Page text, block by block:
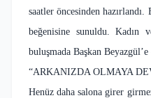
saatler öncesinden
beğenisine sunuldu. Kadın
buluşmada Başkan Beyazgül’e
“ARKANIZDA OLMAYA
Henüz daha salona girer